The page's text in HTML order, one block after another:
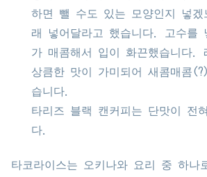
하면 뺄 수도 있는 모양인지 넣겠
래 넣어달라고 했습니다. 고수를
가 매콤해서 입이 화끈했습니다.
상큼한 맛이 가미되어 새콤매콤
습니다.
타리즈 블랙 캔커피는 단맛이 전
다.
타코라이스는 오키나와 요리 중 하나